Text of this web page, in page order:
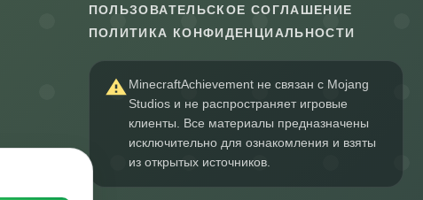
ПОЛЬЗОВАТЕЛЬСКОЕ СОГЛАШЕНИЕ
ПОЛИТИКА КОНФИДЕНЦИАЛЬНОСТИ
MinecraftAchievement не связан с Mojang
Studios и не распространяет игровые
клиенты. Все материалы предназначены
исключительно для ознакомления и взяты
из открытых источников.